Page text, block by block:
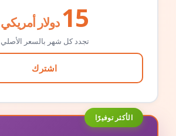
15 دولار أمريكي
تجدد كل شهر بالسعر الأصلي
اشترك
الأكثر توفيرًا